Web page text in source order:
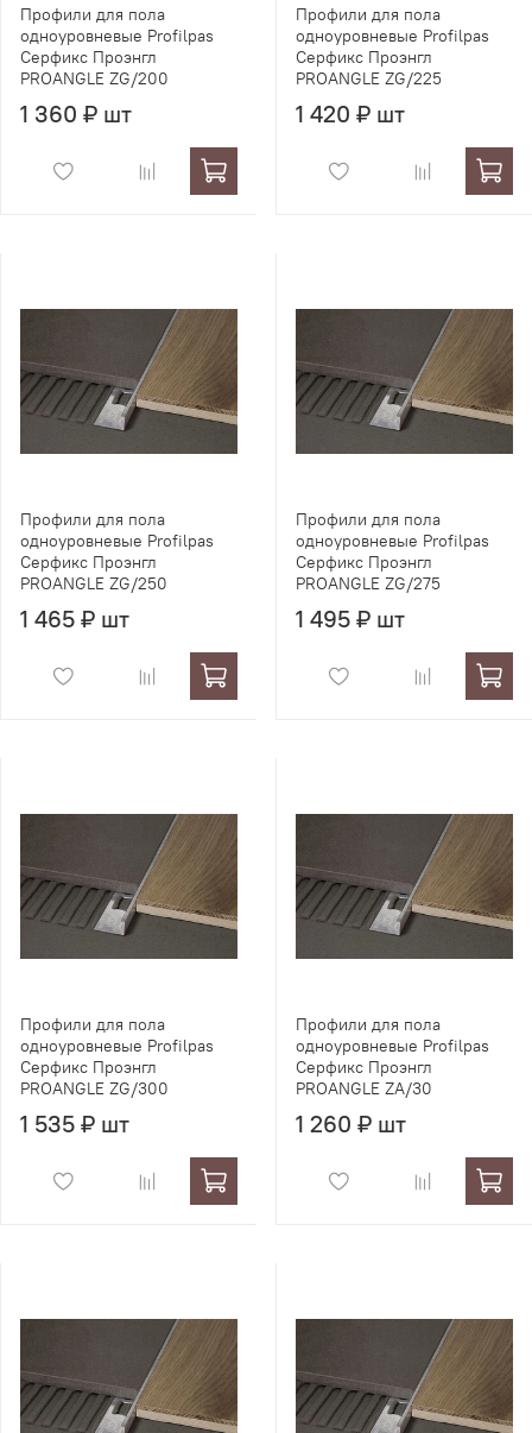
Профили для пола
одноуровневые Profilpas
Серфикс Проэнгл
PROANGLE ZG/200
1 360 ₽ шт
Профили для пола
одноуровневые Profilpas
Серфикс Проэнгл
PROANGLE ZG/225
1 420 ₽ шт
Профили для пола
одноуровневые Profilpas
Серфикс Проэнгл
PROANGLE ZG/250
1 465 ₽ шт
Профили для пола
одноуровневые Profilpas
Серфикс Проэнгл
PROANGLE ZG/275
1 495 ₽ шт
Профили для пола
одноуровневые Profilpas
Серфикс Проэнгл
PROANGLE ZG/300
1 535 ₽ шт
Профили для пола
одноуровневые Profilpas
Серфикс Проэнгл
PROANGLE ZA/30
1 260 ₽ шт